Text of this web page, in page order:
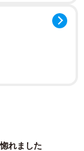
んに詳しく話
、父とランチ
れました